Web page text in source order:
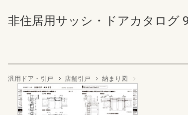
非住居用サッシ・ドアカタログ
汎用ドア・引戸 店舗引戸 納まり図